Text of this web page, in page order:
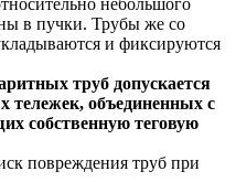
в пучки. Трубы же со
и фиксируются
труб допускается
тележек, объединенных с
собственную теговую
повреждения труб при